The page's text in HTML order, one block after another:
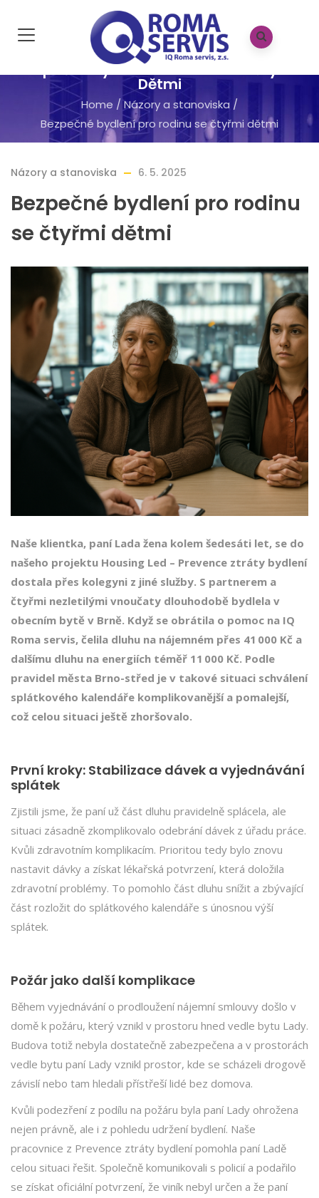
Bezpečné Bydlení Pro Rodinu Se Čtyřmi
Dětmi
Home / Názory a stanoviska /
Bezpečné bydlení pro rodinu se čtyřmi dětmi
Názory a stanoviska 6. 5. 2025
Bezpečné bydlení pro rodinu
se čtyřmi dětmi
Naše klientka, paní Lada žena kolem šedesáti let, se do
našeho projektu Housing Led – Prevence ztráty bydlení
dostala přes kolegyni z jiné služby. S partnerem a
čtyřmi nezletilými vnoučaty dlouhodobě bydlela v
obecním bytě v Brně. Když se obrátila o pomoc na IQ
Roma servis, čelila dluhu na nájemném přes 41 000 Kč a
dalšímu dluhu na energiích téměř 11 000 Kč. Podle
pravidel města Brno-střed je v takové situaci schválení
splátkového kalendáře komplikovanější a pomalejší,
což celou situaci ještě zhoršovalo.
První kroky: Stabilizace dávek a vyjednávání
splátek
Zjistili jsme, že paní už část dluhu pravidelně splácela, ale
situaci zásadně zkomplikovalo odebrání dávek z úřadu práce.
Kvůli zdravotním komplikacím. Prioritou tedy bylo znovu
nastavit dávky a získat lékařská potvrzení, která doložila
zdravotní problémy. To pomohlo část dluhu snížit a zbývající
část rozložit do splátkového kalendáře s únosnou výší
splátek.
Požár jako další komplikace
Během vyjednávání o prodloužení nájemní smlouvy došlo v
domě k požáru, který vznikl v prostoru hned vedle bytu Lady.
Budova totiž nebyla dostatečně zabezpečena a v prostorách
vedle bytu paní Lady vznikl prostor, kde se scházeli drogově
závislí nebo tam hledali přístřeší lidé bez domova.
Kvůli podezření z podílu na požáru byla paní Lady ohrožena
nejen právně, ale i z pohledu udržení bydlení. Naše
pracovnice z Prevence ztráty bydlení pomohla paní Ladě
celou situaci řešit. Společně komunikovali s policií a podařilo
se získat oficiální potvrzení, že viník nebyl určen a že paní